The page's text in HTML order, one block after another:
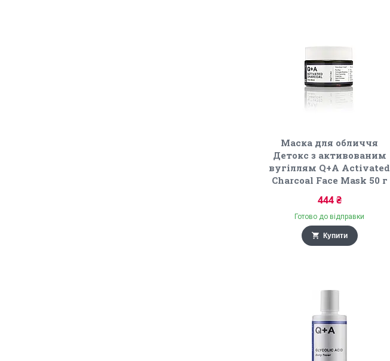
Маска для обличчя
Детокс з активованим
вугіллям Q+A Activated
Charcoal Face Mask 50 г
444 ₴
Готово до відправки
Купити